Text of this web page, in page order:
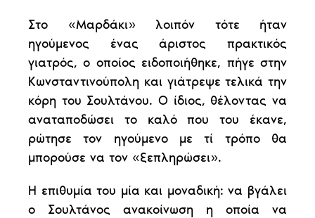
Στο «Μαρδάκι» λοιπόν τότε ήταν
ηγούμενος ένας άριστος πρακτικός
γιατρός, ο οποίος ειδοποιήθηκε, πήγε στην
Κωνσταντινούπολη και γιάτρεψε τελικά την
κόρη του Σουλτάνου. Ο ίδιος, θέλοντας να
αναταποδώσει το καλό που του έκανε,
ρώτησε τον ηγούμενο με τί τρόπο θα
μπορούσε να τον «ξεπληρώσει».
Η επιθυμία του μία και μοναδική: να βγάλει
ο Σουλτάνος ανακοίνωση η οποία να